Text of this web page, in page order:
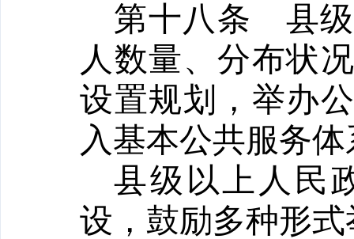
第十八条 县
人数量、分布状
设置规划，举办
入基本公共服务
县级以上人民
设，鼓励多种形